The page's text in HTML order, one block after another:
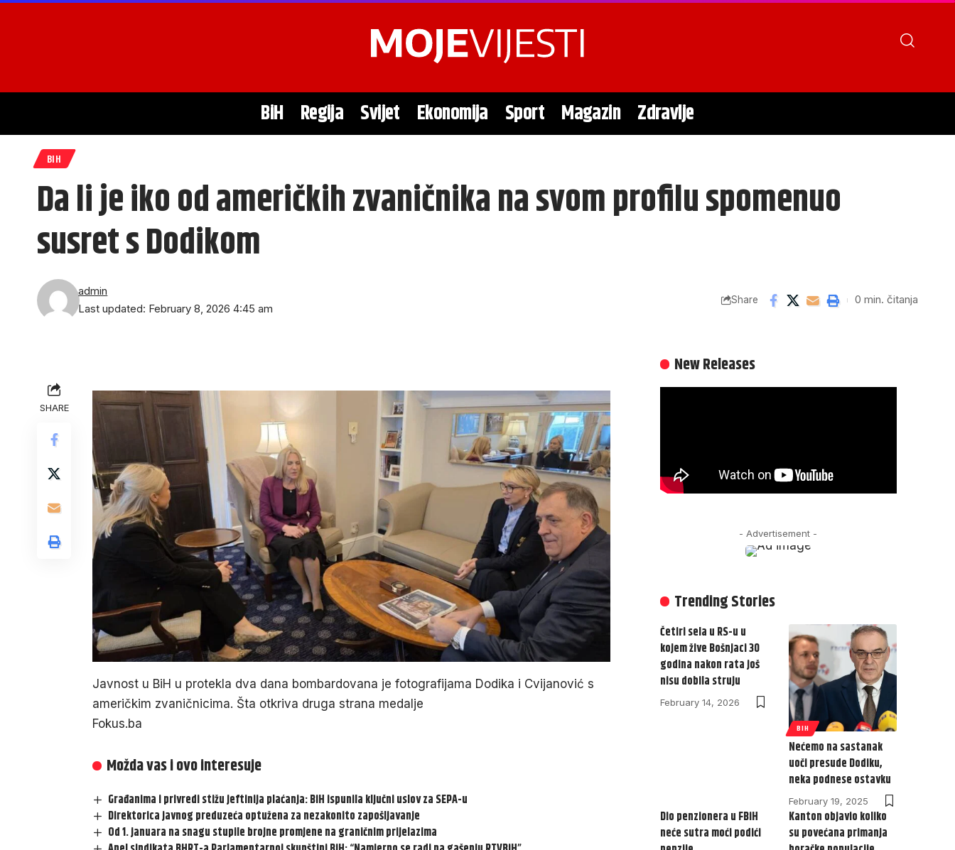
BiH Regija Svijet Ekonomija Sport Magazin Zdravlje
BIH
Da li je iko od američkih zvaničnika na svom profilu spomenuo
susret s Dodikom
Last updated: February 8, 2026 4:45 am
admin
Share 0 min. čitanja
SHARE
Javnost u BiH u protekla dva dana bombardovana je fotografijama Dodika i Cvijanović s
američkim zvaničnicima. Šta otkriva druga strana medalje
Fokus.ba
Možda vas i ovo interesuje
Građanima i privredi stižu jeftinija plaćanja: BiH ispunila ključni uslov za SEPA-u
Direktorica javnog preduzeća optužena za nezakonito zapošljavanje
Od 1. januara na snagu stupile brojne promjene na graničnim prijelazima
New Releases
- Advertisement -
Trending Stories
Četiri sela u RS-u u
kojem žive Bošnjaci 30
godina nakon rata još
nisu dobila struju
February 14, 2026
BIH
Nećemo na sastanak
uoči presude Dodiku,
neka podnese ostavku
February 19, 2025
Dio penzionera u FBiH
neće sutra moći podići
Kanton objavio koliko
su povećana primanja